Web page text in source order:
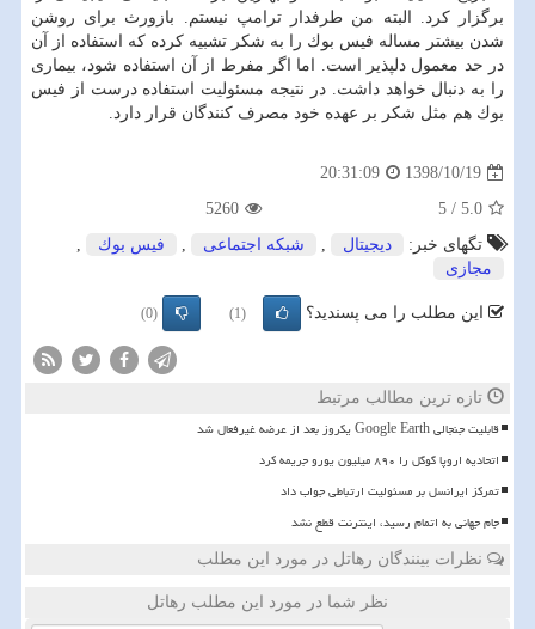
برگزار كرد. البته من طرفدار ترامپ نیستم. بازورث برای روشن
شدن بیشتر مساله فیس بوك را به شكر تشبیه كرده كه استفاده از آن
در حد معمول دلپذیر است. اما اگر مفرط از آن استفاده شود، بیماری
را به دنبال خواهد داشت. در نتیجه مسئولیت استفاده درست از فیس
بوك هم مثل شكر بر عهده خود مصرف كنندگان قرار دارد.
1398/10/19
20:31:09
5.0
/
5
5260
تگهای خبر:
دیجیتال , شبكه اجتماعی , فیس بوك
,
مجازی
این مطلب را می پسندید؟ (1)
(0)
تازه ترین مطالب مرتبط
قابلیت جنجالی Google Earth یکروز بعد از عرضه غیرفعال شد
اتحادیه اروپا گوگل را ۸۹۰ میلیون یورو جریمه کرد
تمرکز ایرانسل بر مسئولیت ارتباطی جواب داد
️جام جهانی به اتمام رسید، اینترنت قطع نشد
نظرات بینندگان رهاتل در مورد این مطلب
نظر شما در مورد این مطلب رهاتل